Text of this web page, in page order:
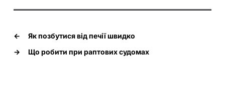
←
Як позбутися від печії швидко
→
Що робити при раптових судомах